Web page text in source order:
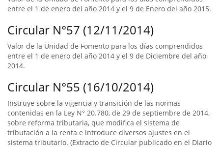
entre el 1 de enero del año 2014 y el 9 de Enero del año 2015.
Circular N°57 (12/11/2014)
Valor de la Unidad de Fomento para los días comprendidos
entre el 1 de enero del año 2014 y el 9 de Diciembre del año
2014.
Circular N°55 (16/10/2014)
Instruye sobre la vigencia y transición de las normas
contenidas en la Ley N° 20.780, de 29 de septiembre de 2014,
sobre reforma tributaria, que modifica el sistema de
tributación a la renta e introduce diversos ajustes en el
sistema tributario. (Extracto de Circular publicado en el Diario